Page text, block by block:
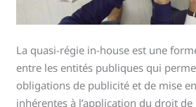
La quasi-régie in-house est une
entre les entités publiques qui
obligations de publicité et de mise
inhérentes à l’application du droit